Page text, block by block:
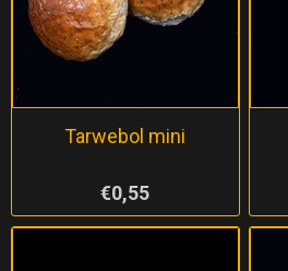
Tarwebol mini
€0,55